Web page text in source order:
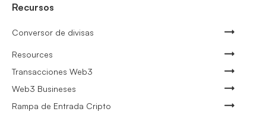
Recursos
Conversor de divisas
Resources
Transacciones Web3
Web3 Busineses
Rampa de Entrada Cripto